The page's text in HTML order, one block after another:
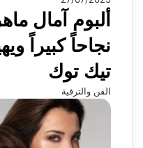
ألبوم آمال
نجاحاً كبيراً
تيك توك
الفن والترفية